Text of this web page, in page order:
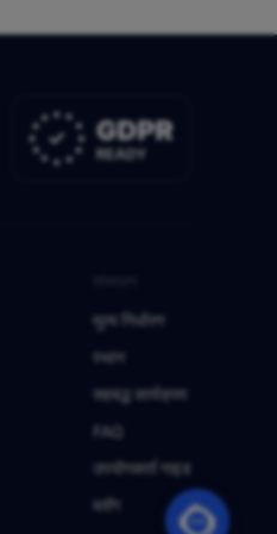
मूल्य निर्धारण
स्थान
सहबद्ध कार्यक्रम
FAQ
उपयोगकर्ता गाइड
ब्लॉग